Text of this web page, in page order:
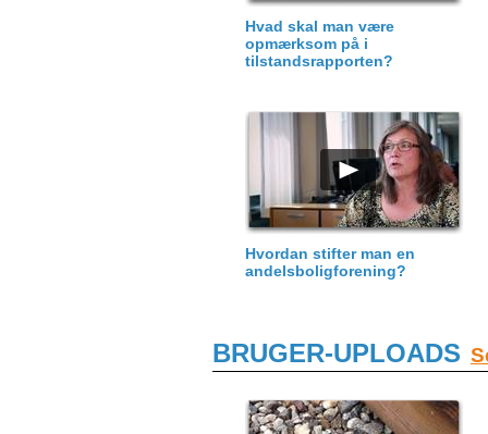
Hvad skal man være
opmærksom på i
tilstandsrapporten?
Hvordan stifter man en
andelsboligforening?
BRUGER-UPLOADS